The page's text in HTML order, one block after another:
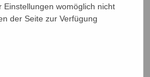
Jahr die Veranstaltungen der
für das Vortragsjahr 2018/19
In den Regionen Nürnberg,
diskutiert.
Einstellungen womöglich nicht
der Seite zur Verfügung